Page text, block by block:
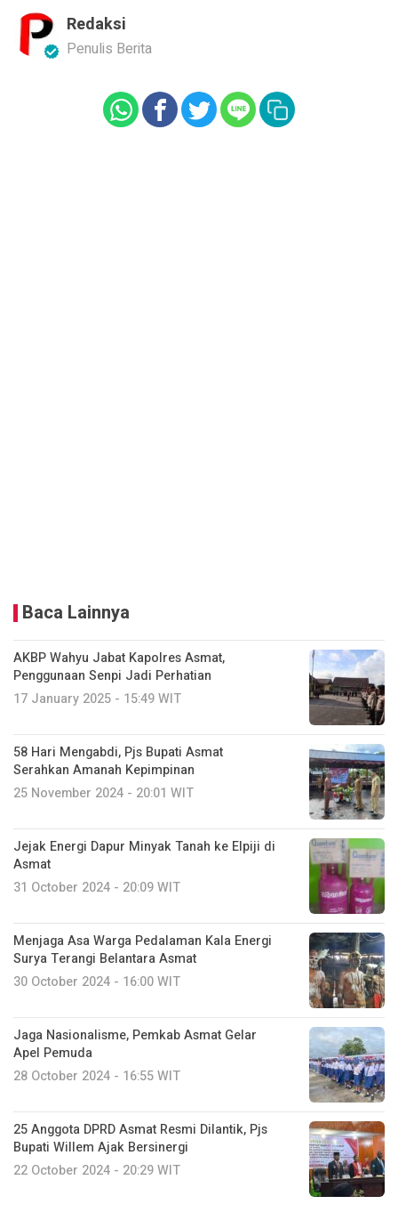
Redaksi
Penulis Berita
Baca Lainnya
AKBP Wahyu Jabat Kapolres Asmat,
Penggunaan Senpi Jadi Perhatian
17 January 2025 - 15:49 WIT
58 Hari Mengabdi, Pjs Bupati Asmat
Serahkan Amanah Kepimpinan
25 November 2024 - 20:01 WIT
Jejak Energi Dapur Minyak Tanah ke Elpiji di
Asmat
31 October 2024 - 20:09 WIT
Menjaga Asa Warga Pedalaman Kala Energi
Surya Terangi Belantara Asmat
30 October 2024 - 16:00 WIT
Jaga Nasionalisme, Pemkab Asmat Gelar
Apel Pemuda
28 October 2024 - 16:55 WIT
25 Anggota DPRD Asmat Resmi Dilantik, Pjs
Bupati Willem Ajak Bersinergi
22 October 2024 - 20:29 WIT